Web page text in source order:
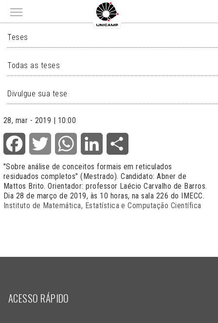
Main menu
TESES
Teses
Todas as teses
Divulgue sua tese
28, mar - 2019 | 10:00
Facebook Twitter WhatsApp LinkedIn
"Sobre análise de conceitos formais em reticulados
residuados completos" (Mestrado). Candidato: Abner de
Mattos Brito. Orientador: professor Laécio Carvalho de Barros.
Dia 28 de março de 2019, às 10 horas, na sala 226 do IMECC.
Instituto de Matemática, Estatística e Computação Científica
ACESSO RÁPIDO